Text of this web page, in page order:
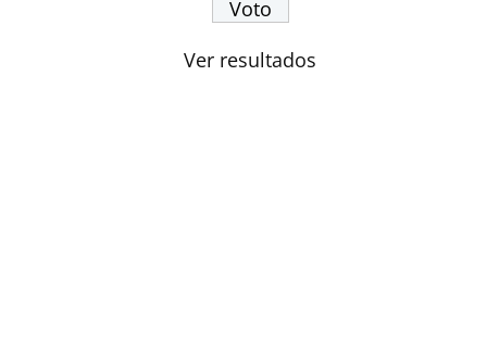
Ver resultados